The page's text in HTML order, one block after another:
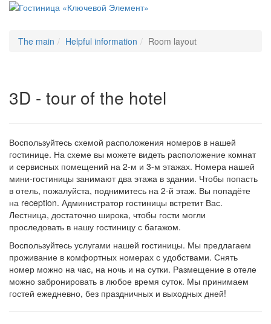
The main Helpful information Room layout
3D - tour of the hotel
Воспользуйтесь схемой расположения номеров в нашей
гостинице. На схеме вы можете видеть расположение комнат
и сервисных помещений на 2-м и 3-м этажах. Номера нашей
мини-гостиницы занимают два этажа в здании. Чтобы попасть
в отель, пожалуйста, поднимитесь на 2-й этаж. Вы попадёте
на reception. Администратор гостиницы встретит Вас.
Лестница, достаточно широка, чтобы гости могли
проследовать в нашу гостиницу с багажом.
Воспользуйтесь услугами нашей гостиницы. Мы предлагаем
проживание в комфортных номерах с удобствами. Снять
номер можно на час, на ночь и на сутки. Размещение в отеле
можно забронировать в любое время суток. Мы принимаем
гостей ежедневно, без праздничных и выходных дней!